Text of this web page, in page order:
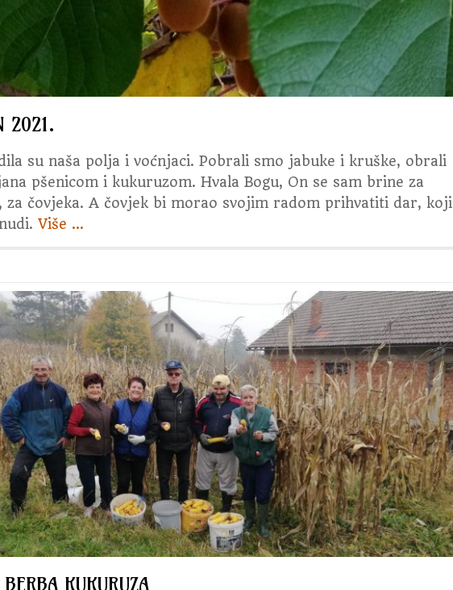
2021.
su naša polja i voćnjaci. Pobrali smo jabuke i kruške, obrali
pšenicom i kukuruzom. Hvala Bogu, On se sam brine za
za čovjeka. A čovjek bi morao svojim radom prihvatiti dar, koji
Više about
2021.
…
KUKURUZA